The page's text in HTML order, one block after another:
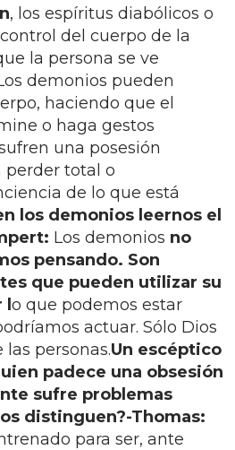
, los espíritus diabólicos o
del cuerpo de la
la persona se ve
demonios pueden
haciendo que el
o haga gestos
una posesión
total o
de lo que está
los demonios leernos el
Los demonios no
pensando. Son
que pueden utilizar su
o que podemos estar
actuar. Sólo Dios
personas.Un escéptico
padece una obsesión
sufre problemas
distinguen?-Thomas:
para ser, ante